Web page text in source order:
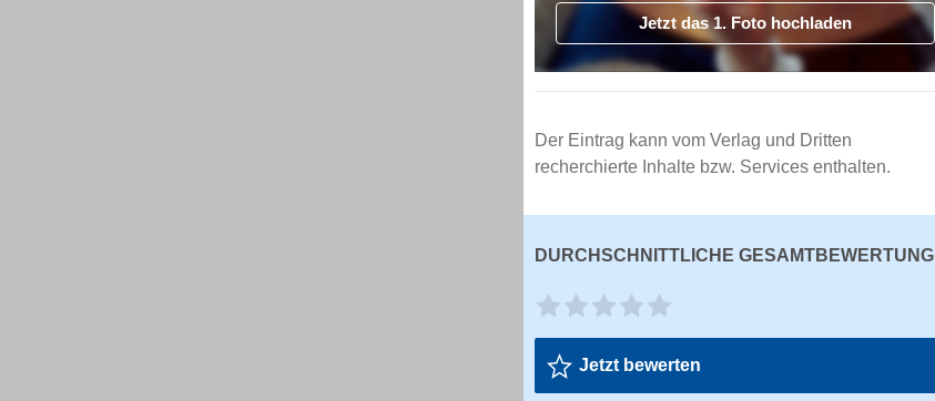
Jetzt das 1. Foto hochladen
Der Eintrag kann vom Verlag und Dritten
recherchierte Inhalte bzw. Services enthalten.
DURCHSCHNITTLICHE GESAMTBEWERTUNG
Jetzt bewerten